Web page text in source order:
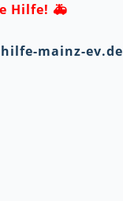
Hilfe! 🚑
mainz-ev.de